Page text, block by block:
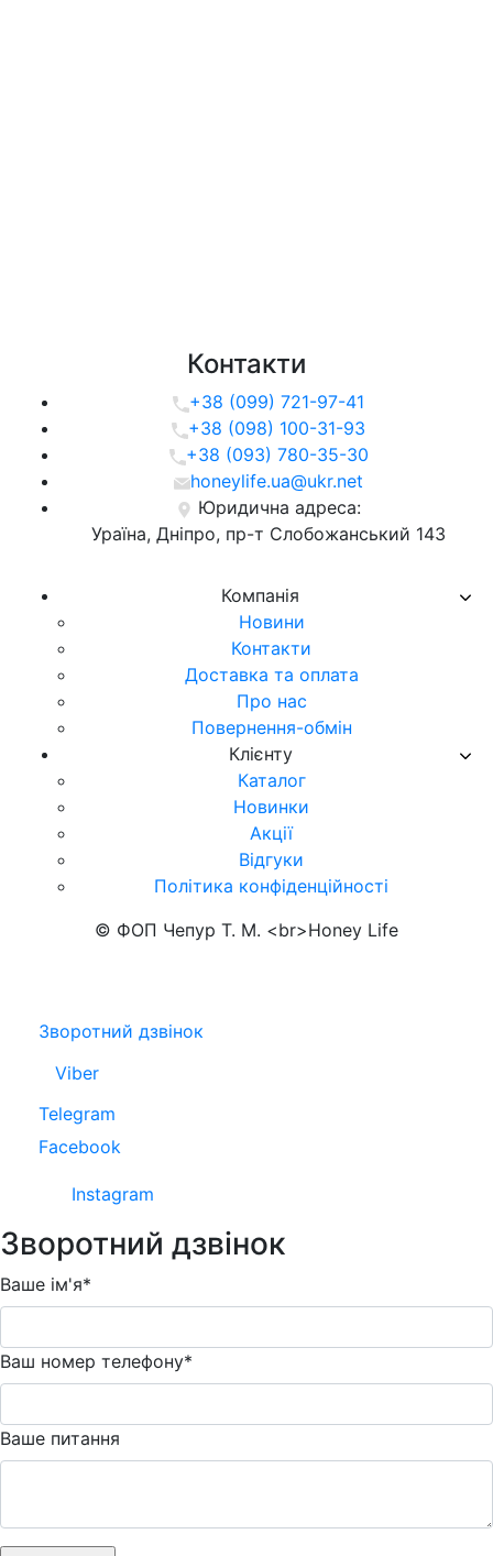
Компанія
Новини
Контакти
Доставка та оплата
Про нас
Повернення-обмін
Клієнту
Каталог
Новинки
Акції
Відгуки
Політика конфіденційності
Контакти
+38 (099) 721-97-41
+38 (098) 100-31-93
+38 (093) 780-35-30
honeylife.ua@ukr.net
Юридична адреса:
Ураїна, Дніпро, пр-т Слобожанський 143
© ФОП Чепур Т. М. <br>Honey Life
Зворотний дзвінок
Viber
Telegram
Facebook
Instagram
Зворотний дзвінок
Ваше ім'я*
Ваш номер телефону*
Ваше питання